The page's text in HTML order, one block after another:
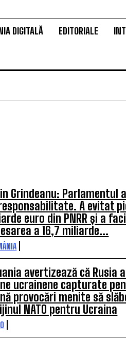
DIGITALĂ EDITORIALE
Grindeanu: Parlamentul
A evitat
euro din PNRR și a
a 16,7 miliarde...
avertizează că Rusia
ucrainene capturate
provocări menite să
NATO pentru Ucraina